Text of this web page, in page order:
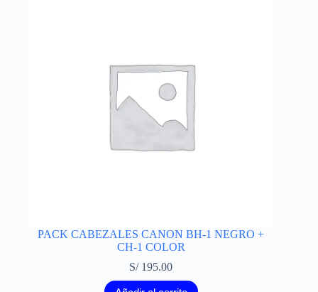
PACK CABEZALES CANON BH-1 NEGRO +
CH-1 COLOR
S/195.00